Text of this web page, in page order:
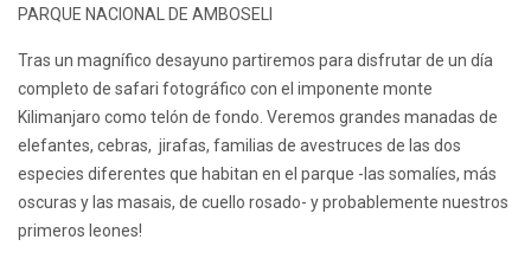
PARQUE NACIONAL DE AMBOSELI
Tras un magnífico desayuno partiremos para disfrutar de un día
completo de safari fotográfico con el imponente monte
Kilimanjaro como telón de fondo. Veremos grandes manadas de
elefantes, cebras, jirafas, familias de avestruces de las dos
especies diferentes que habitan en el parque -las somalíes, más
oscuras y las masais, de cuello rosado- y probablemente nuestros
primeros leones!